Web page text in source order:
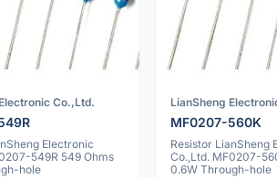
Co.,Ltd.
Electronic
549R 549 Ohms
hole
LianSheng
MF0207-560K
Resistor LianSheng
Co.,Ltd. MF0207-
0.6W Through-hole